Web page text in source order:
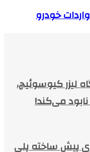
خودرو
لیزر کیوسوئیچ،
نابود می‌کند!
پیش ساخته پلی